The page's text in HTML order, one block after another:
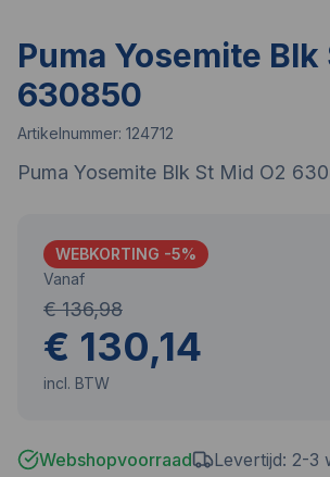
Puma Yosemite Blk
630850
Artikelnummer: 124712
Puma Yosemite Blk St Mid O2
WEBKORTING -5%
Vanaf
€ 136,98
€ 130,14
incl. BTW
Webshopvoorraad Levertijd: 2-3